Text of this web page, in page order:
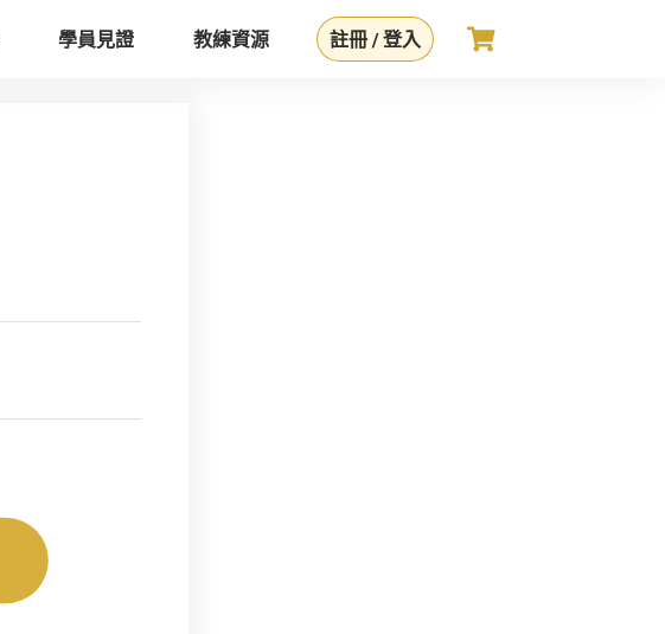
學員見證 教練資源 註冊 / 登入